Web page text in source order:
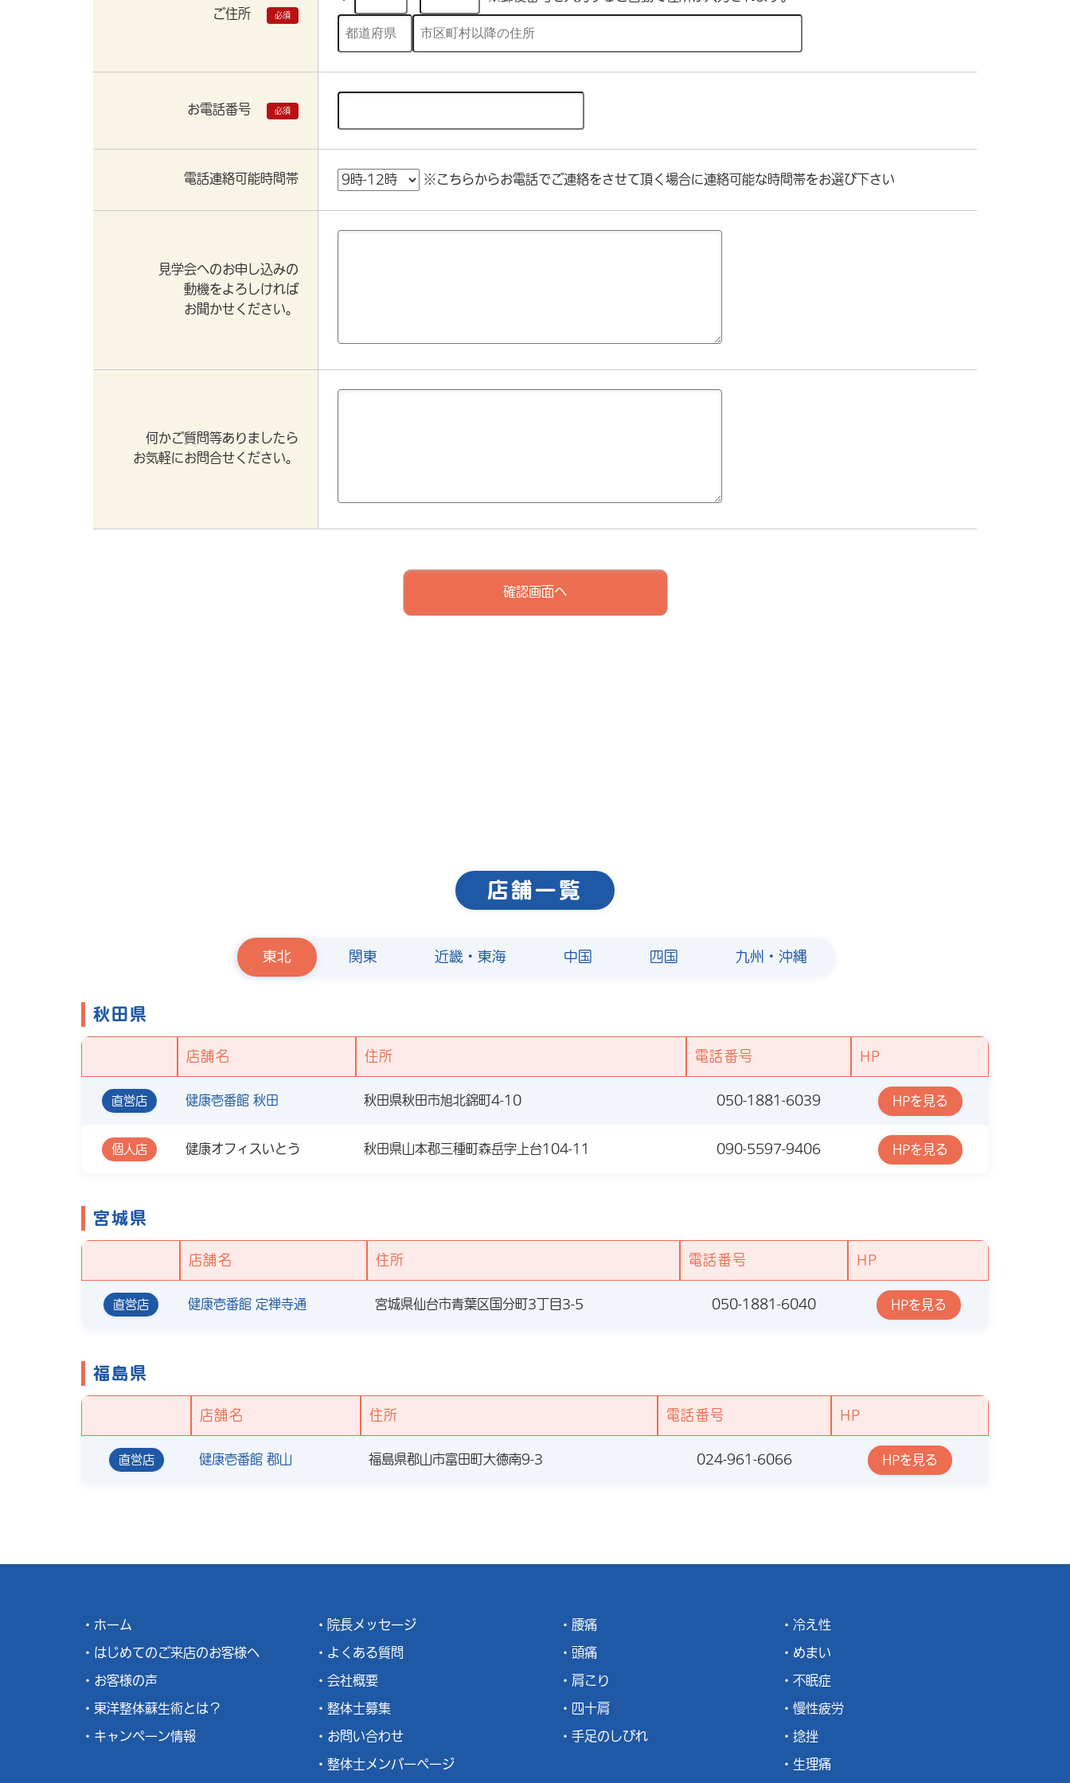
ご住所 必須
お電話番号 必須
電話連絡可能時間帯 ※こちらからお電話でご連絡をさせて頂く場合に連絡可能な時間帯をお選び下さい
見学会へのお申し込みの
動機をよろしければ
お聞かせください。
何かご質問等ありましたら
お気軽にお問合せください。
店舗一覧
東北 関東 近畿・東海 中国 四国 九州・沖縄
秋田県
店舗名 住所 電話番号 HP
直営店 健康壱番館 秋田 秋田県秋田市旭北錦町4-10 050-1881-6039 HPを見る
個人店 健康オフィスいとう 秋田県山本郡三種町森岳字上台104-11 090-5597-9406 HPを見る
宮城県
店舗名 住所 電話番号 HP
直営店 健康壱番館 定禅寺通 宮城県仙台市青葉区国分町3丁目3-5 050-1881-6040 HPを見る
福島県
店舗名 住所 電話番号 HP
直営店 健康壱番館 郡山 福島県郡山市富田町大徳南9-3 024-961-6066 HPを見る
ホーム
はじめてのご来店のお客様へ
お客様の声
東洋整体蘇生術とは？
キャンペーン情報
院長メッセージ
よくある質問
会社概要
整体士募集
お問い合わせ
整体士メンバーページ
腰痛
頭痛
肩こり
四十肩
手足のしびれ
冷え性
めまい
不眠症
慢性疲労
捻挫
生理痛